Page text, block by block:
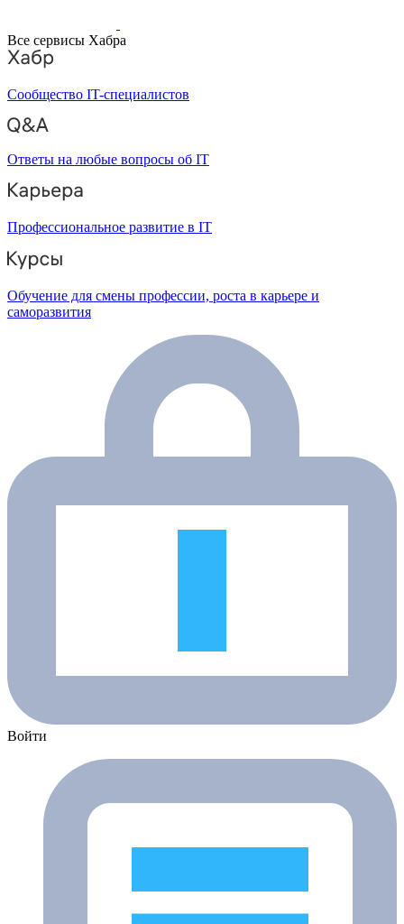
Все сервисы Хабра
Сообщество IT-специалистов
Ответы на любые вопросы об IT
Профессиональное развитие в IT
Обучение для смены профессии, роста в карьере и
саморазвития
Войти